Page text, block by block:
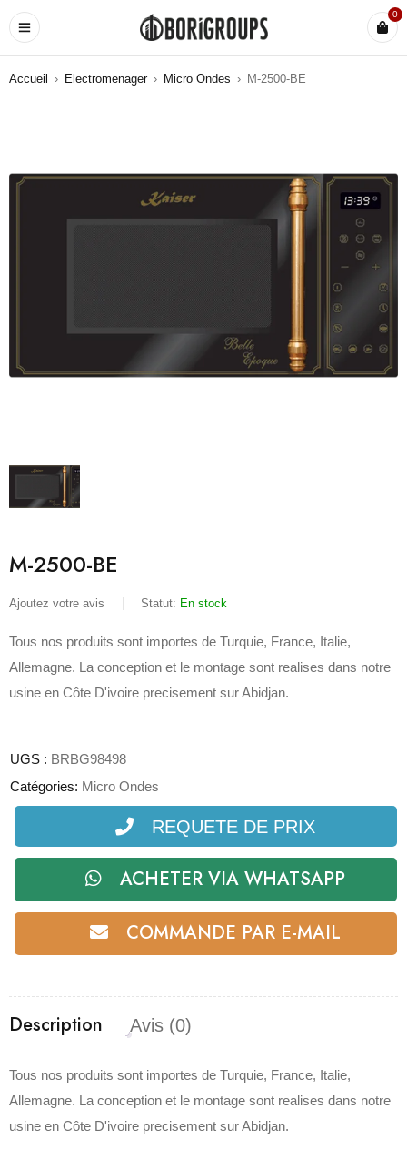
0
Accueil › Electromenager › Micro Ondes › M-2500-BE
M-2500-BE
Ajoutez votre avis Statut: En stock
Tous nos produits sont importes de Turquie, France, Italie,
Allemagne. La conception et le montage sont realises dans notre
usine en Côte D'ivoire precisement sur Abidjan.
UGS : BRBG98498
Catégories: Micro Ondes
REQUETE DE PRIX
ACHETER VIA WHATSAPP
COMMANDE PAR E-MAIL
Description Avis (0)
Tous nos produits sont importes de Turquie, France, Italie,
Allemagne. La conception et le montage sont realises dans notre
usine en Côte D'ivoire precisement sur Abidjan.